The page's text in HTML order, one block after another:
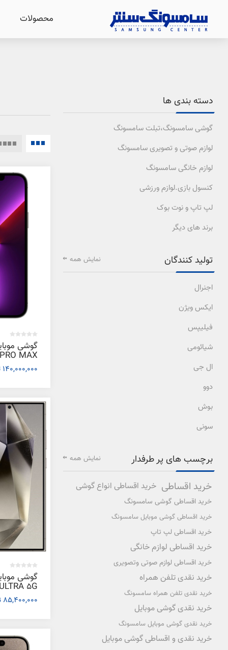
محصولات
ظرفیت 1 ترابایت و رم 6 گیگابایت
140,000,000 تومان
گوشی
رم 12 گیگابایت
85,400,000 تومان
دسته بندی ها
گوشی سامسونگ،تبلت سامسونگ
لوازم صوتی و تصویری سامسونگ
لوازم خانگی سامسونگ
کنسول بازی.لوازم ورزشی
لپ تاپ و نوت بوک
برند های دیگر
تولید کنندگان
اجنرال
ایکس ویژن
فیلیپس
شیائومی
ال جی
دوو
بوش
سونی
نمایش همه
برچسب های پر طرفدار
خرید اقساطی خرید اقساطی انواع گوشی
خرید اقساطی گوشی سامسونگ
خرید اقساطی گوشی موبایل سامسونگ
خرید اقساطی لپ تاپ
خرید اقساطی لوازم خانگی
خرید اقساطی لوازم صوتی وتصویری
خرید نقدی تلفن همراه
خرید نقدی تلفن همراه سامسونگ
خرید نقدی گوشی موبایل
خرید نقدی گوشی موبایل سامسونگ
خرید نقدی و اقساطی گوشی موبایل
نمایش همه